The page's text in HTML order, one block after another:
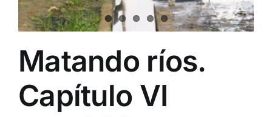
Matando ríos.
Capítulo VI